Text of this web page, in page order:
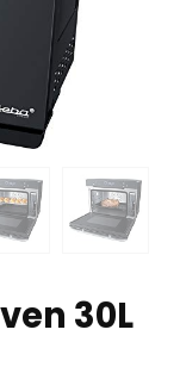
30L